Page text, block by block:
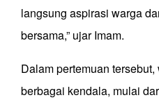
langsung aspirasi warga
bersama,” ujar Imam.
Dalam pertemuan
berbagai kendala, mulai